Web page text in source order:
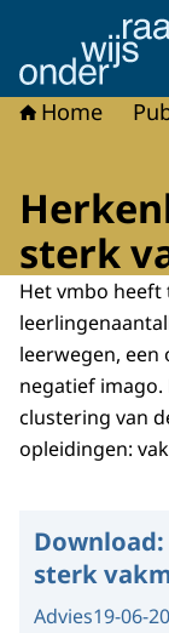
Naar de
Home
sterk
Het vmbo
leerwegen, een
negatief
clustering van
opleidingen:
Download:
sterk
Advies19-06-